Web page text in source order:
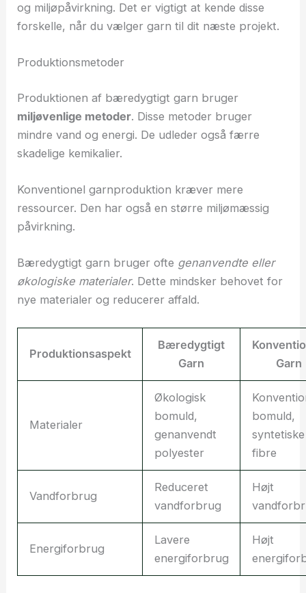
og miljøpåvirkning. Det er vigtigt at kende disse
forskelle, når du vælger garn til dit næste projekt.
Produktionsmetoder
Produktionen af bæredygtigt garn bruger
miljøvenlige metoder. Disse metoder bruger
mindre vand og energi. De udleder også færre
skadelige kemikalier.
Konventionel garnproduktion kræver mere
ressourcer. Den har også en større miljømæssig
påvirkning.
Bæredygtigt garn bruger ofte genanvendte eller
økologiske materialer. Dette mindsker behovet for
nye materialer og reducerer affald.
Produktionsaspekt
Bæredygtigt
Garn
Garn
Materialer
Økologisk
bomuld,
genanvendt
polyester
bomuld,
syntetiske
fibre
Vandforbrug
Reduceret
vandforbrug
Højt
Energiforbrug
Lavere
energiforbrug
Højt